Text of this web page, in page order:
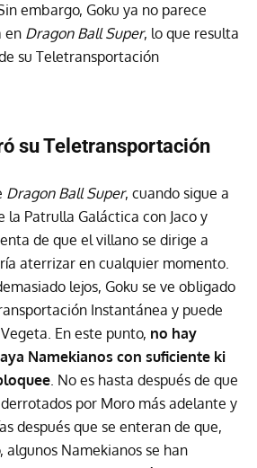
embargo, Goku ya no parece
en Dragon Ball Super, lo que resulta
su Teletransportación
su Teletransportación
Dragon Ball Super, cuando sigue a
la Patrulla Galáctica con Jaco y
de que el villano se dirige a
aterrizar en cualquier momento.
lejos, Goku se ve obligado
Instantánea y puede
En este punto, no hay
Namekianos con suficiente ki
. No es hasta después de que
por Moro más adelante y
después que se enteran de que,
Namekianos se han